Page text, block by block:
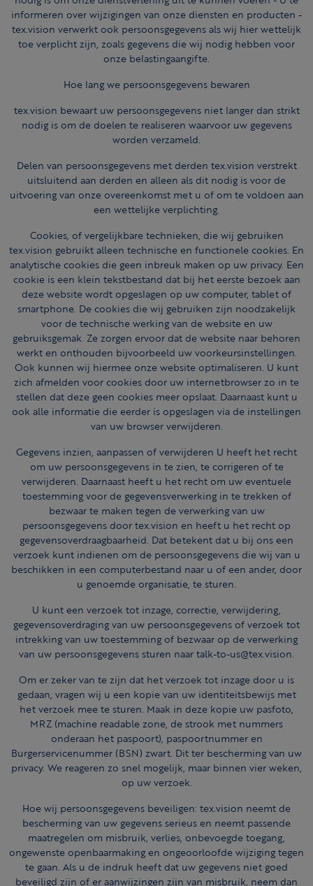
informeren over wijzigingen van onze diensten en producten -
tex.vision verwerkt ook persoonsgegevens als wij hier wettelijk
toe verplicht zijn, zoals gegevens die wij nodig hebben voor
onze belastingaangifte.
Hoe lang we persoonsgegevens bewaren
tex.vision bewaart uw persoonsgegevens niet langer dan strikt
nodig is om de doelen te realiseren waarvoor uw gegevens
worden verzameld.
Delen van persoonsgegevens met derden tex.vision verstrekt
uitsluitend aan derden en alleen als dit nodig is voor de
uitvoering van onze overeenkomst met u of om te voldoen aan
een wettelijke verplichting.
Cookies, of vergelijkbare technieken, die wij gebruiken
tex.vision gebruikt alleen technische en functionele cookies. En
analytische cookies die geen inbreuk maken op uw privacy. Een
cookie is een klein tekstbestand dat bij het eerste bezoek aan
deze website wordt opgeslagen op uw computer, tablet of
smartphone. De cookies die wij gebruiken zijn noodzakelijk
voor de technische werking van de website en uw
gebruiksgemak. Ze zorgen ervoor dat de website naar behoren
werkt en onthouden bijvoorbeeld uw voorkeursinstellingen.
Ook kunnen wij hiermee onze website optimaliseren. U kunt
zich afmelden voor cookies door uw internetbrowser zo in te
stellen dat deze geen cookies meer opslaat. Daarnaast kunt u
ook alle informatie die eerder is opgeslagen via de instellingen
van uw browser verwijderen.
Gegevens inzien, aanpassen of verwijderen U heeft het recht
om uw persoonsgegevens in te zien, te corrigeren of te
verwijderen. Daarnaast heeft u het recht om uw eventuele
toestemming voor de gegevensverwerking in te trekken of
bezwaar te maken tegen de verwerking van uw
persoonsgegevens door tex.vision en heeft u het recht op
gegevensoverdraagbaarheid. Dat betekent dat u bij ons een
verzoek kunt indienen om de persoonsgegevens die wij van u
beschikken in een computerbestand naar u of een ander, door
u genoemde organisatie, te sturen.
U kunt een verzoek tot inzage, correctie, verwijdering,
gegevensoverdraging van uw persoonsgegevens of verzoek tot
intrekking van uw toestemming of bezwaar op de verwerking
van uw persoonsgegevens sturen naar talk-to-us@tex.vision.
Om er zeker van te zijn dat het verzoek tot inzage door u is
gedaan, vragen wij u een kopie van uw identiteitsbewijs met
het verzoek mee te sturen. Maak in deze kopie uw pasfoto,
MRZ (machine readable zone, de strook met nummers
onderaan het paspoort), paspoortnummer en
Burgerservicenummer (BSN) zwart. Dit ter bescherming van uw
privacy. We reageren zo snel mogelijk, maar binnen vier weken,
op uw verzoek.
Hoe wij persoonsgegevens beveiligen: tex.vision neemt de
bescherming van uw gegevens serieus en neemt passende
maatregelen om misbruik, verlies, onbevoegde toegang,
ongewenste openbaarmaking en ongeoorloofde wijziging tegen
te gaan. Als u de indruk heeft dat uw gegevens niet goed
beveiligd zijn of er aanwijzingen zijn van misbruik, neem dan